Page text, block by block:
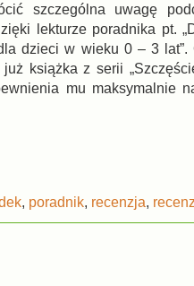
szczególna uwagę
lekturze poradnika pt.
dzieci w wieku 0 – 3 lat”.
książka z serii
mu maksymalnie
, poradnik, recenzja,